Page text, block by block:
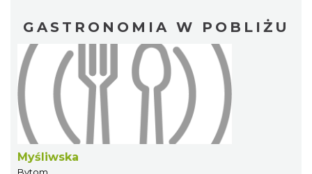
GASTRONOMIA W POBLIŻU
Myśliwska